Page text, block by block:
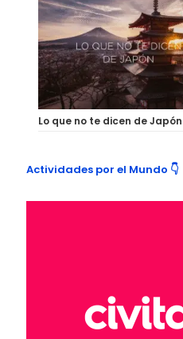
Lo que no te dicen de Japón
Actividades por el Mundo 👇